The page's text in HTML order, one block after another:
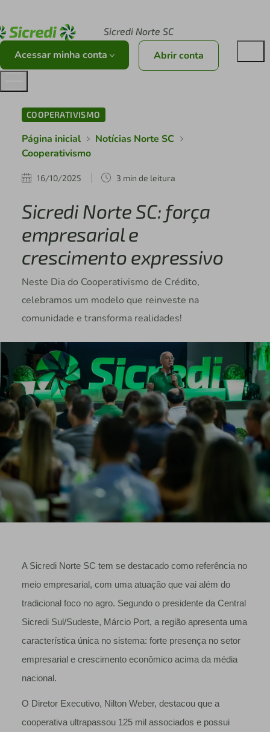
Sicredi Norte SC
Acessar minha conta Abrir conta
COOPERATIVISMO
Página inicial
Notícias Norte SC
Cooperativismo
16/10/2025 3 min de leitura
Sicredi Norte SC: força
empresarial e
crescimento expressivo
Neste Dia do Cooperativismo de Crédito,
celebramos um modelo que reinveste na
comunidade e transforma realidades!
A Sicredi Norte SC tem se destacado como referência no
meio empresarial, com uma atuação que vai além do
tradicional foco no agro. Segundo o presidente da Central
Sicredi Sul/Sudeste, Márcio Port, a região apresenta uma
característica única no sistema: forte presença no setor
empresarial e crescimento econômico acima da média
nacional.
O Diretor Executivo, Nilton Weber, destacou que a
cooperativa ultrapassou 125 mil associados e possui